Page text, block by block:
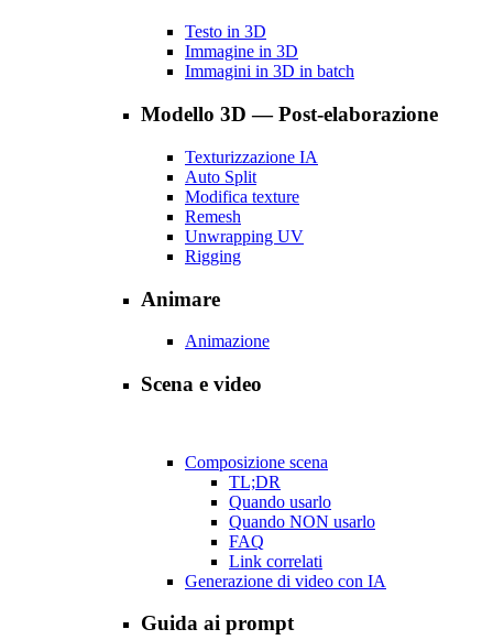
Testo in 3D
Immagine in 3D
Immagini in 3D in batch
Modello 3D — Post-elaborazione
Texturizzazione IA
Auto Split
Modifica texture
Remesh
Unwrapping UV
Rigging
Animare
Animazione
Scena e video
Composizione scena
TL;DR
Quando usarlo
Quando NON usarlo
FAQ
Link correlati
Generazione di video con IA
Guida ai prompt